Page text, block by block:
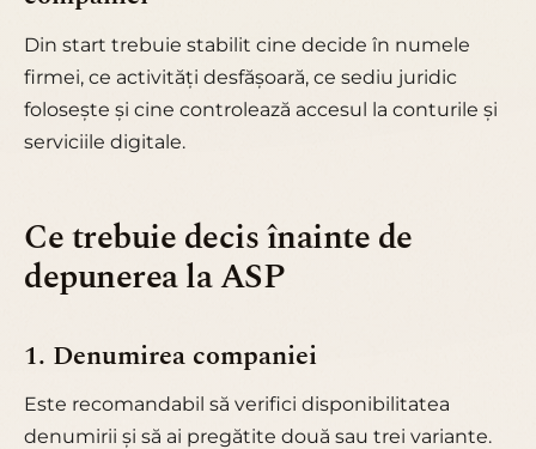
Din start trebuie stabilit cine decide în numele
firmei, ce activități desfășoară, ce sediu juridic
folosește și cine controlează accesul la conturile și
serviciile digitale.
Ce trebuie decis înainte de
depunerea la ASP
1. Denumirea companiei
Este recomandabil să verifici disponibilitatea
denumirii și să ai pregătite două sau trei variante.